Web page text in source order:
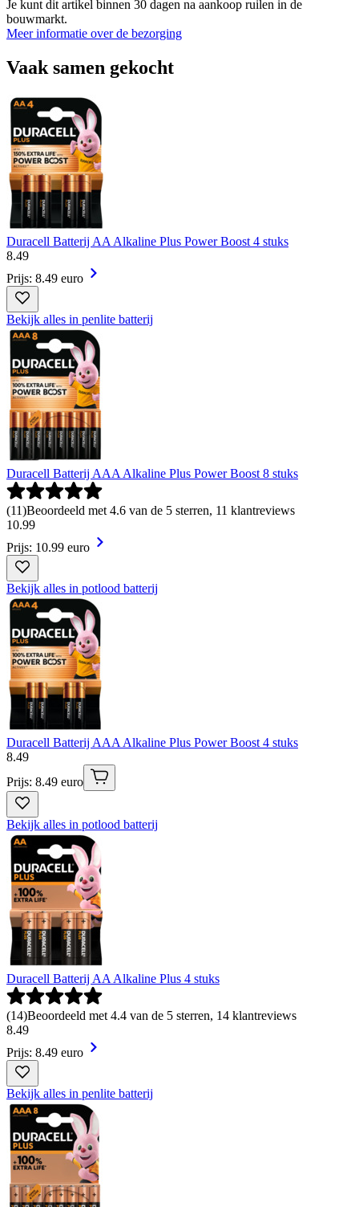
Je kunt dit artikel binnen 30 dagen na aankoop ruilen in de
bouwmarkt.
Meer informatie over de bezorging
Vaak samen gekocht
Duracell Batterij AA Alkaline Plus Power Boost 4 stuks
8.49
Prijs: 8.49 euro
Bekijk alles in penlite batterij
Duracell Batterij AAA Alkaline Plus Power Boost 8 stuks
(11)Beoordeeld met 4.6 van de 5 sterren, 11 klantreviews
10.99
Prijs: 10.99 euro
Bekijk alles in potlood batterij
Duracell Batterij AAA Alkaline Plus Power Boost 4 stuks
8.49
Prijs: 8.49 euro
Bekijk alles in potlood batterij
Duracell Batterij AA Alkaline Plus 4 stuks
(14)Beoordeeld met 4.4 van de 5 sterren, 14 klantreviews
8.49
Prijs: 8.49 euro
Bekijk alles in penlite batterij